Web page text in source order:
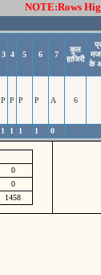
NOTE:Rows
3 4 5 6 7
कुल
हाजिरी
के
P P P P A 6
1 1 1 1 0
0
0
1458